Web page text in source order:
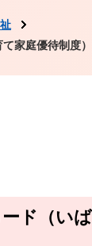
家庭優待制度
ド（い